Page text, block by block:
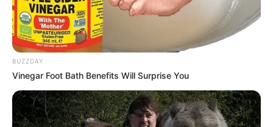
Οι λιμενικές αρχές έχουν ανεβάσει ρυθμούς
στον Πειραιά, εντείνοντας τους καθημερινούς
BUZZDAY
Vinegar Foot Bath Benefits Will Surprise You